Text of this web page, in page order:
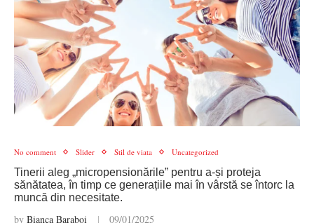
No comment Slider Stil de viata Uncategorized
Tinerii aleg „micropensionările” pentru a-și proteja
sănătatea, în timp ce generațiile mai în vârstă se întorc la
muncă din necesitate.
by Bianca Baraboi 09/01/2025